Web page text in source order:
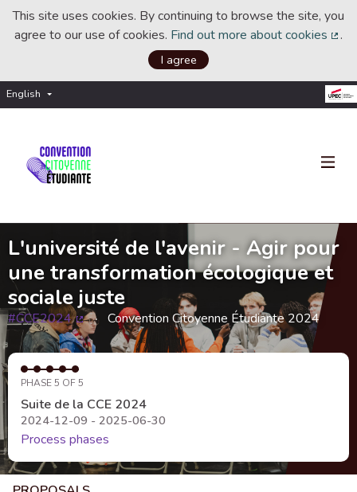
This site uses cookies. By continuing to browse the site, you
agree to our use of cookies. Find out more about cookies .
I agree
English Choisir la langue
L'université de l'avenir - Agir pour
une transformation écologique et
sociale juste
#CCE2024
(External link)
Convention Citoyenne Étudiante 2024
PHASE 5 OF 5
Suite de la CCE 2024
2024-12-09 - 2025-06-30
Process phases